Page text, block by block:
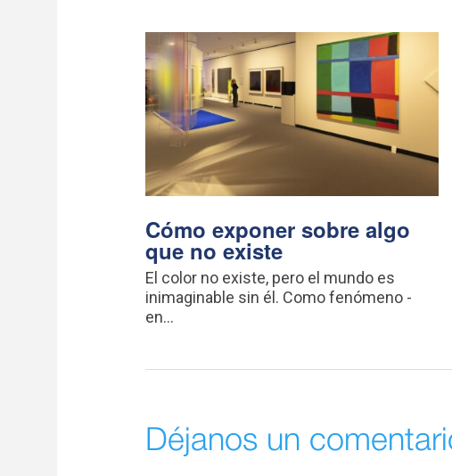
Cómo exponer sobre algo
que no existe
El color no existe, pero el mundo es
inimaginable sin él. Como fenómeno -
en...
Déjanos un